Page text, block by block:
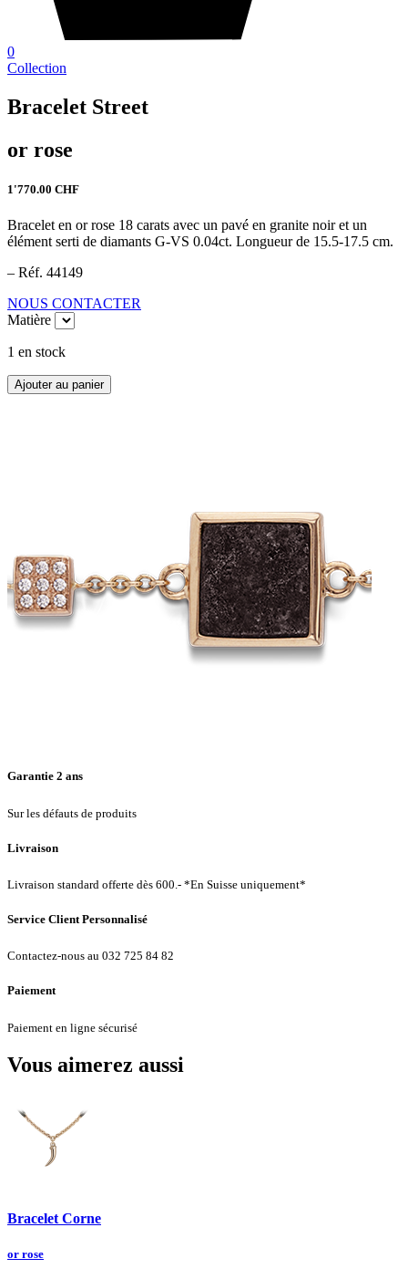
0
Collection
Bracelet Street
or rose
1'770.00 CHF
Bracelet en or rose 18 carats avec un pavé en granite noir et un
élément serti de diamants G-VS 0.04ct. Longueur de 15.5-17.5 cm.
– Réf. 44149
NOUS CONTACTER
Matière
1 en stock
quantité
de
Ajouter au panier
Garantie 2 ans
Sur les défauts de produits
Livraison
Livraison standard offerte dès 600.- *En Suisse uniquement*
Service Client Personnalisé
Contactez-nous au 032 725 84 82
Paiement
Paiement en ligne sécurisé
Vous aimerez aussi
Bracelet Corne
or rose